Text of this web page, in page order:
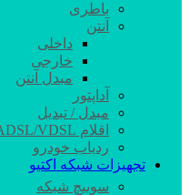
باطری
آنتن
داخلی
خارجی
مبدل آنتن
آداپتور
مبدل / تبدیل
اقلام ADSL/VDSL
ردیاب خودرو
تجهیزات شبکه اکتیو
سوییچ شبکه